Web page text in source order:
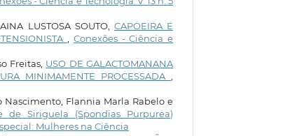
LUSTOSA SOUTO, CAPOEIRA E
Conexões - Ciência e
Freitas, USO DE GALACTOMANANA
MINIMAMENTE PROCESSADA
Flannia Marla Rabelo e
de Siriguela (Spondias Purpurea)
Mulheres na Ciência